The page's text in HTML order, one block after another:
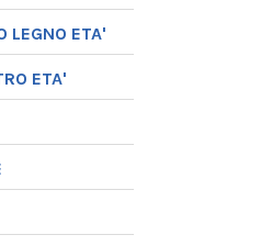
LEGNO ETA'
ETA'